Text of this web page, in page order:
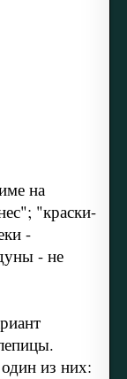
на
"краски-
-
- не
из них: